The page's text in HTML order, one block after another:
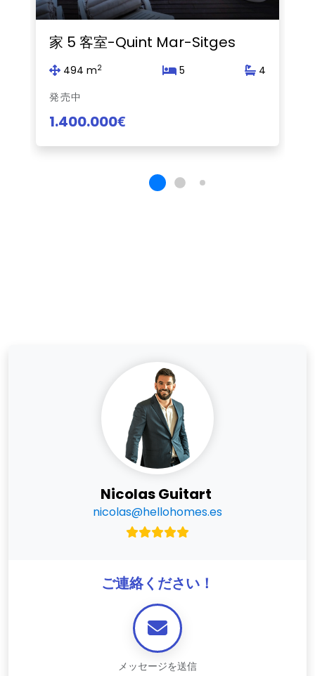
家 5 客室-Quint Mar-Sitges
494 m2 5
4
発売中
1.400.000€
Nicolas Guitart
nicolas@hellohomes.es
ご連絡ください！
メッセージを送信